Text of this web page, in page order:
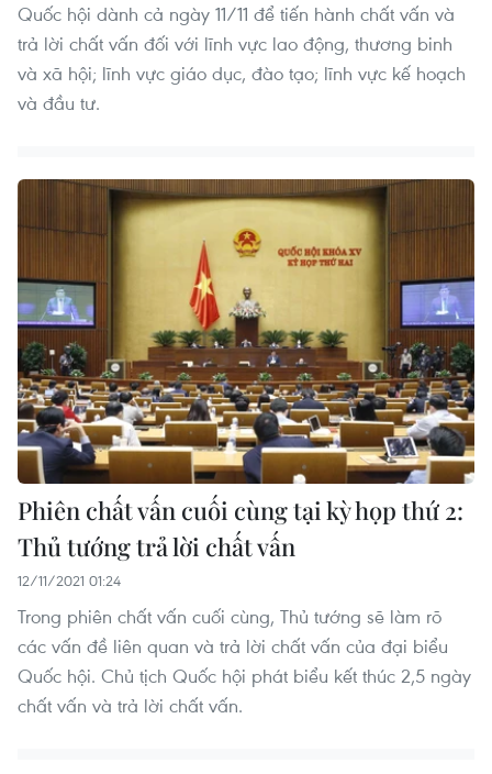
Quốc hội dành cả ngày 11/11 để tiến hành chất vấn và
trả lời chất vấn đối với lĩnh vực lao động, thương binh
và xã hội; lĩnh vực giáo dục, đào tạo; lĩnh vực kế hoạch
và đầu tư.
Phiên chất vấn cuối cùng tại kỳ họp thứ 2:
Thủ tướng trả lời chất vấn
12/11/2021 01:24
Trong phiên chất vấn cuối cùng, Thủ tướng sẽ làm rõ
các vấn đề liên quan và trả lời chất vấn của đại biểu
Quốc hội. Chủ tịch Quốc hội phát biểu kết thúc 2,5 ngày
chất vấn và trả lời chất vấn.